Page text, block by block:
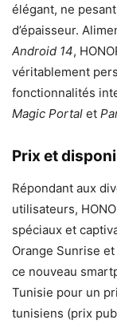
élégant, ne
d’épaisseur.
Android 14,
véritablement
fonctionnalités
Magic Portal et
Prix et
Répondant aux
utilisateurs,
spéciaux et
Orange Sunrise
ce nouveau
Tunisie pour un
tunisiens (prix